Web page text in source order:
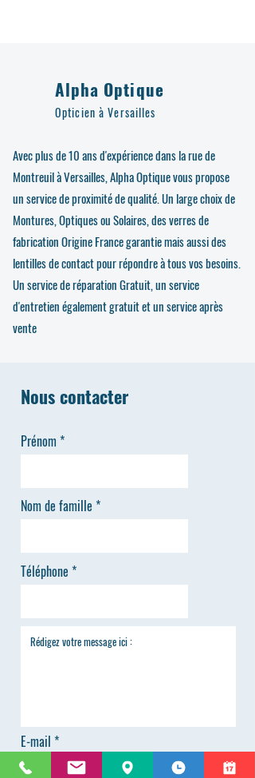
Alpha Optique
Opticien à Versailles
Avec plus de 10 ans d'expérience dans la rue de
Montreuil à Versailles, Alpha Optique vous propose
un service de proximité de qualité. Un large choix de
Montures, Optiques ou Solaires, des verres de
fabrication Origine France garantie mais aussi des
lentilles de contact pour répondre à tous vos besoins.
Un service de réparation Gratuit, un service
d'entretien également gratuit et un service après
vente
Nous contacter
Prénom
Nom de famille
Téléphone
E-mail